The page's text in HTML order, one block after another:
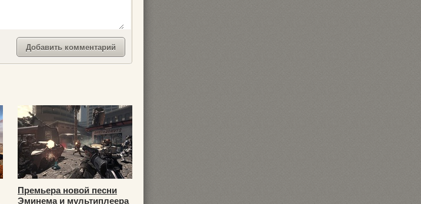
Премьера новой песни
Эминема и мультиплеера